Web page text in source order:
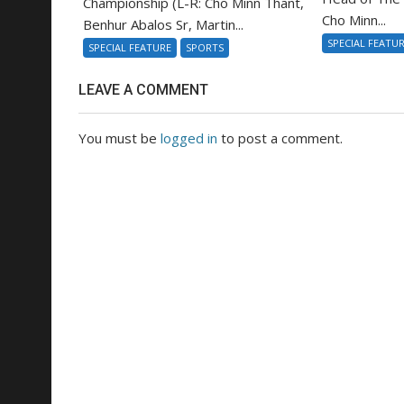
Benhur Abalos Sr, Martin...
SPECIAL FEATURE SPORTS
Cho Minn...
SPECIAL
LEAVE A COMMENT
You must be logged in to post a comment.